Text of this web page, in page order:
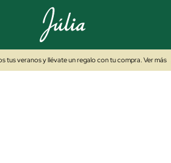
tus veranos y llévate un regalo con tu compra. Ver más